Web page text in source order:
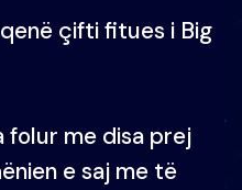
çifti fitues i Big
folur me disa prej
e saj me të